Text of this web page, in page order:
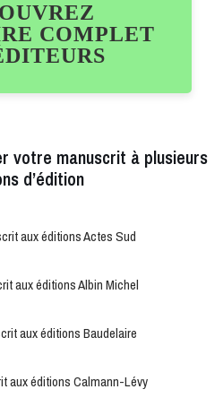
COMPLET
votre manuscrit à plusieurs
d’édition
aux éditions Actes Sud
aux éditions Albin Michel
aux éditions Baudelaire
aux éditions Calmann-Lévy